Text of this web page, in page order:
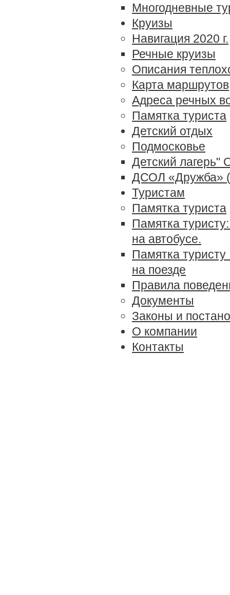
Многодневные
Круизы
Навигация 2020 г.
Речные круизы
Описания
Карта маршрутов
Адреса речных
Памятка туриста
Детский отдых
Подмосковье
Детский лагерь"
ДСОЛ «Дружба»
Туристам
Памятка туриста
Памятка
на автобусе.
Памятка туристу
на поезде
Правила
Документы
Законы и
О компании
Контакты